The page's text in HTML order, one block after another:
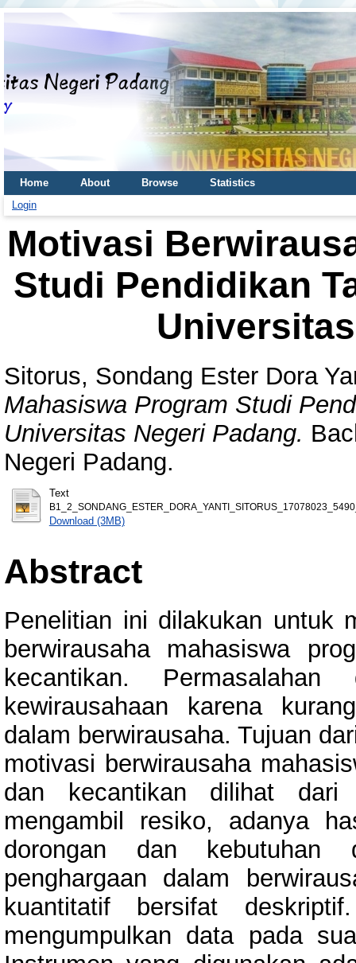
Home About Browse
Statistics
Login
Motivasi
Studi Pendidikan
Sitorus, Sondang Ester Dora
Mahasiswa Program Studi
Universitas Negeri Padang.
Negeri Padang.
Text
Download (3MB)
Abstract
Penelitian ini dilakukan untuk
berwirausaha mahasiswa
kecantikan.
kewirausahaan karena
dalam berwirausaha. Tujuan
motivasi berwirausaha
dan kecantikan dilihat dari
mengambil resiko, adanya
dorongan dan kebutuhan
penghargaan dalam
kuantitatif bersifat
mengumpulkan data pada